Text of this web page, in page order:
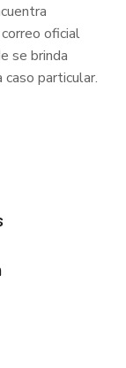
oficial
se brinda
particular.